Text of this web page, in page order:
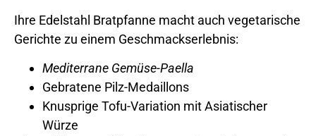
Ihre Edelstahl Bratpfanne macht auch vegetarische
Gerichte zu einem Geschmackserlebnis:
Mediterrane Gemüse-Paella
Gebratene Pilz-Medaillons
Knusprige Tofu-Variation mit Asiatischer
Würze